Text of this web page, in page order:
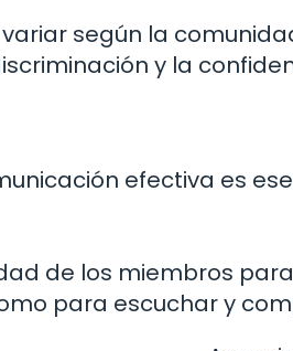
según la
y la
efectiva es
de los miembros
para escuchar y